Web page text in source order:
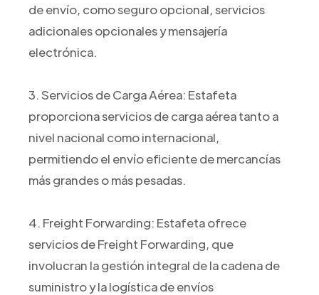
de envío, como seguro opcional, servicios
adicionales opcionales y mensajería
electrónica.
3. Servicios de Carga Aérea: Estafeta
proporciona servicios de carga aérea tanto a
nivel nacional como internacional,
permitiendo el envío eficiente de mercancías
más grandes o más pesadas.
4. Freight Forwarding: Estafeta ofrece
servicios de Freight Forwarding, que
involucran la gestión integral de la cadena de
suministro y la logística de envíos